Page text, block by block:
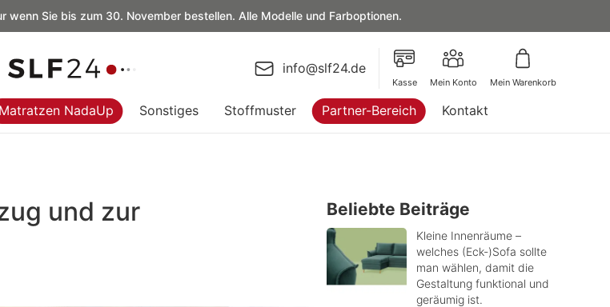
wenn Sie bis zum 30. November bestellen. Alle Modelle und Farboptionen.
info@slf24.de
Kasse Mein Konto Mein Warenkorb
Matratzen NadaUp Sonstiges Stoffmuster Partner-Bereich Kontakt
und zur
Beliebte Beiträge
Kleine Innenräume –
welches (Eck-)Sofa sollte
man wählen, damit die
Gestaltung funktional und
geräumig ist.